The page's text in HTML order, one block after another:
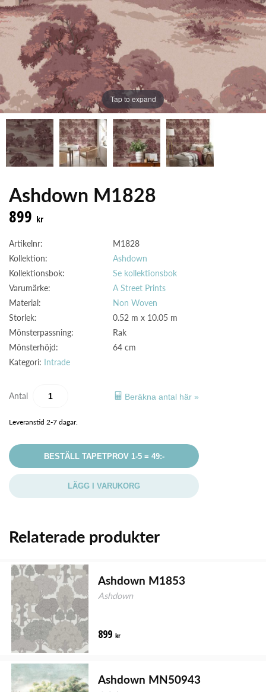
Tap to expand
Ashdown M1828
899 kr
Artikelnr:
M1828
Kollektion:
Ashdown
Kollektionsbok:
Se kollektionsbok
Varumärke:
A Street Prints
Material:
Non Woven
Storlek:
0.52 m x 10.05 m
Mönsterpassning:
Rak
Mönsterhöjd:
64 cm
Kategori: Intrade
Antal Beräkna antal här »
Leveranstid 2-7 dagar.
BESTÄLL TAPETPROV 1-5 = 49:-
LÄGG I VARUKORG
Relaterade produkter
Ashdown M1853
Ashdown
899 kr
Ashdown MN50943